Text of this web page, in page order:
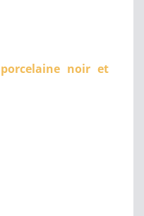
noir et